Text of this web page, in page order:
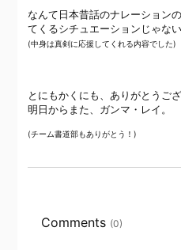
なんて日本昔話のナレーション
てくるシチュエーションじゃない
(中身は真剣に応援してくれる内容でした)
とにもかくにも、ありがとうござ
明日からまた、ガンマ・レイ。
(チーム書道部もありがとう！)
Comments (0)